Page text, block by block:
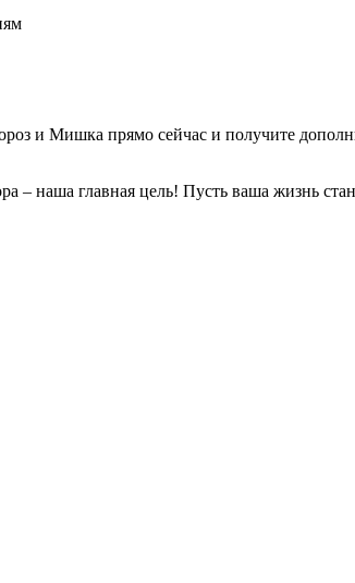
и Мишка прямо сейчас и получите
– наша главная цель! Пусть ваша жизнь